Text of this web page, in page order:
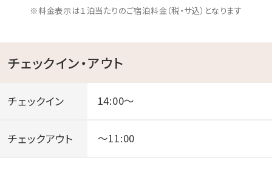
・7/19～8/31 9：00～18：00
【ビーチサイドプール】
○営業時間
・海開き（3/29）～7/18、10/1～10月下旬 9：00～18：
00
・9/1～9/30 9：00～19：00
※料金表示は１泊当たりのご宿泊料金（税・サ込）となります
チェックイン・アウト
チェックイン 14:00～
チェックアウト ～11:00